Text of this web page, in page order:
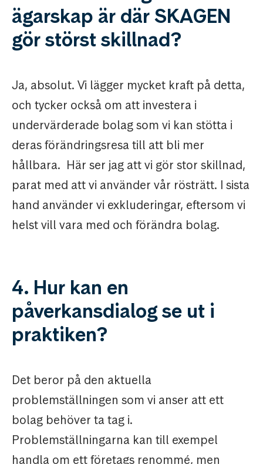
ägarskap är där SKAGEN
gör störst skillnad?
Ja, absolut. Vi lägger mycket kraft på detta,
och tycker också om att investera i
undervärderade bolag som vi kan stötta i
deras förändringsresa till att bli mer
hållbara. Här ser jag att vi gör stor skillnad,
parat med att vi använder vår rösträtt. I sista
hand använder vi exkluderingar, eftersom vi
helst vill vara med och förändra bolag.
4. Hur kan en
påverkansdialog se ut i
praktiken?
Det beror på den aktuella
problemställningen som vi anser att ett
bolag behöver ta tag i.
Problemställningarna kan till exempel
handla om ett företags renommé, men